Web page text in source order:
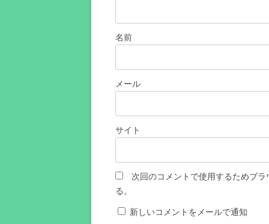
名前
メール
サイト
次回のコメントで使用するためブ
る。
新しいコメントをメールで通知